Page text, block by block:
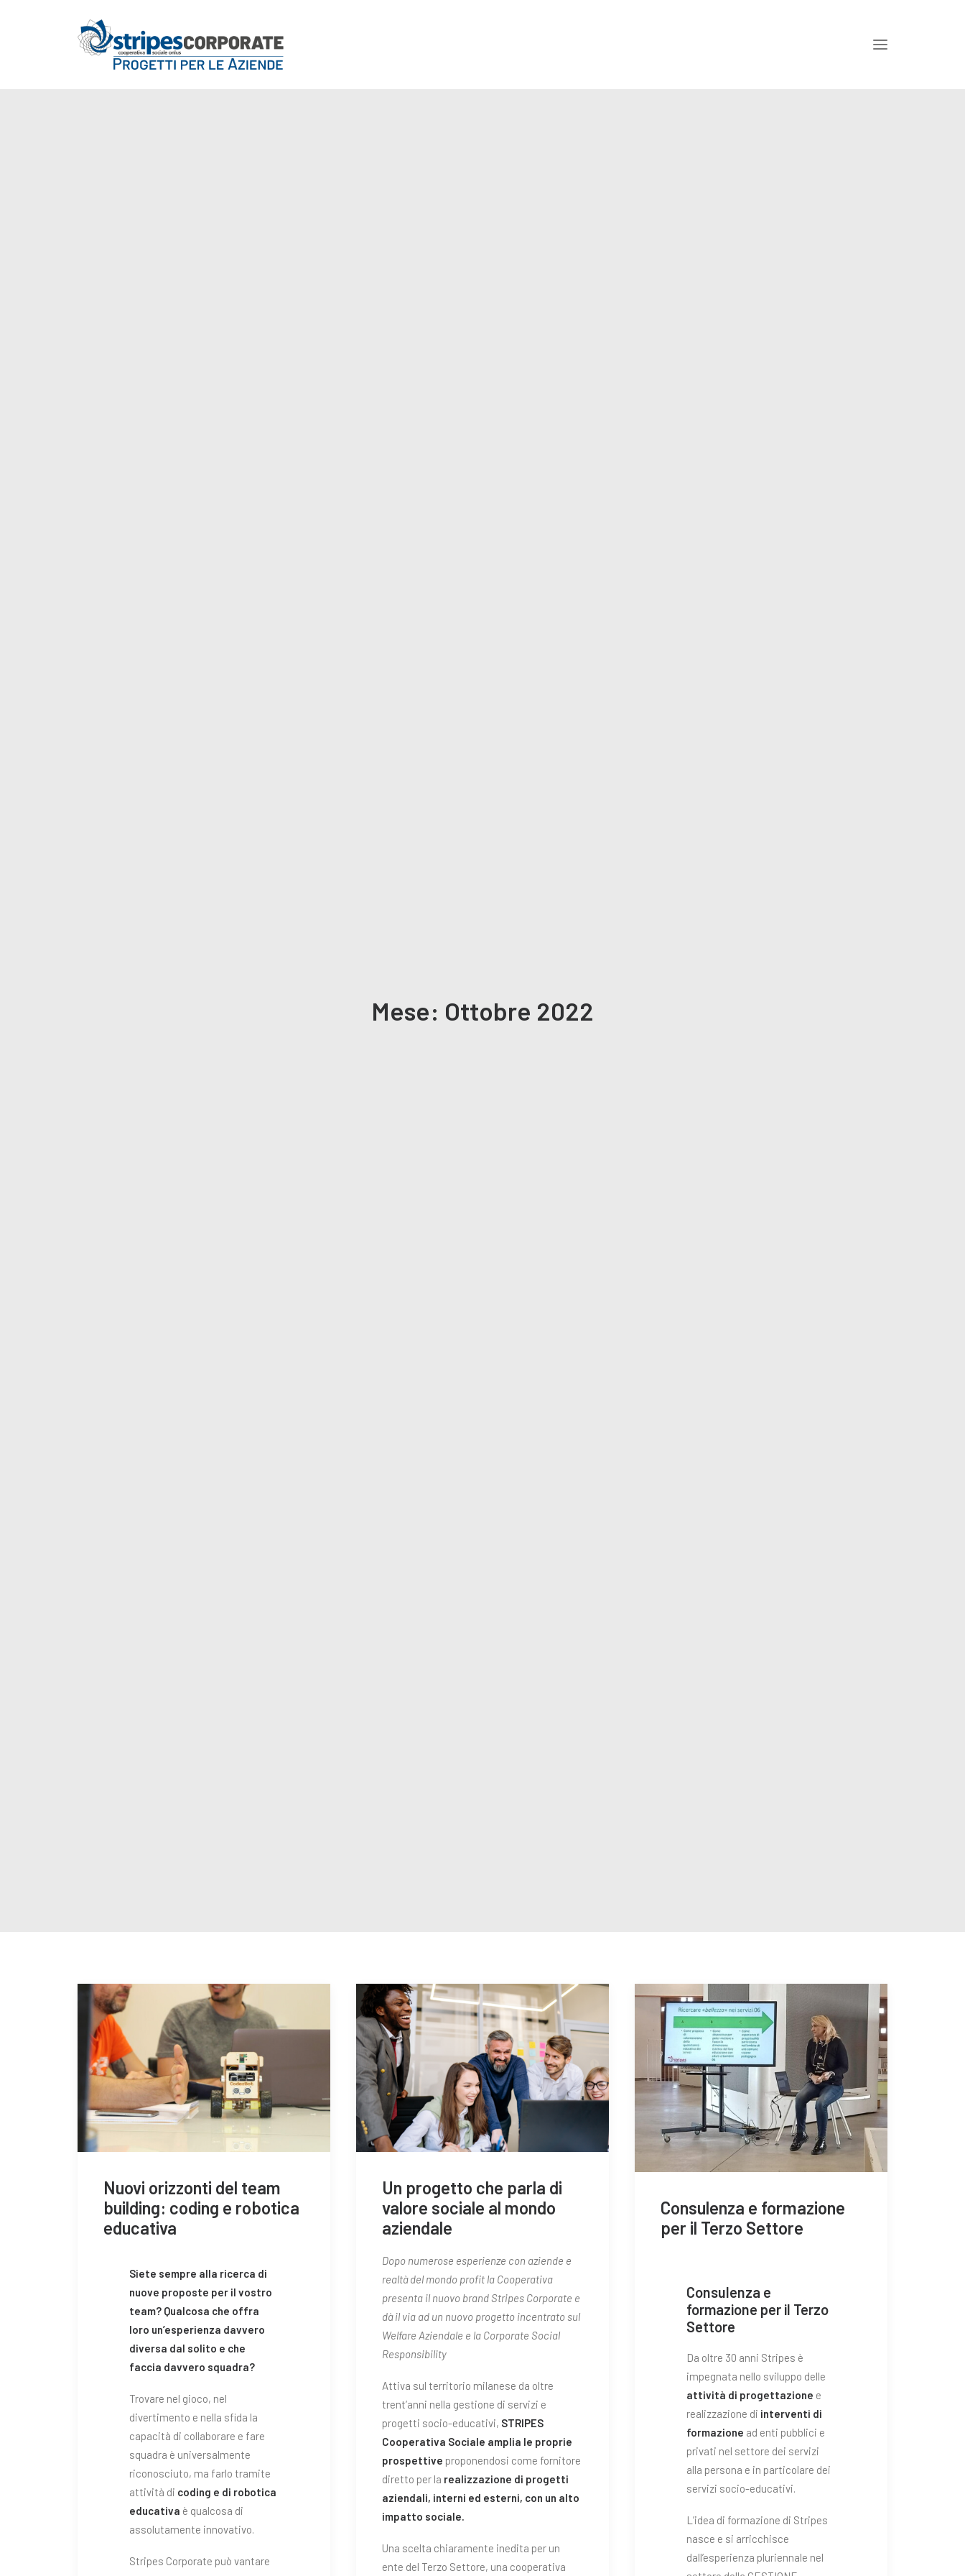
Mese: Ottobre 2022
Nuovi orizzonti del team
building: coding e robotica
educativa
Siete sempre alla ricerca di
nuove proposte per il vostro
team? Qualcosa che offra
loro un’esperienza davvero
diversa dal solito e che
faccia davvero squadra?
Trovare nel gioco, nel
divertimento e nella sfida la
capacità di collaborare e fare
squadra è universalmente
riconosciuto, ma farlo tramite
attività di coding e di robotica
educativa è qualcosa di
assolutamente innovativo.
Stripes Corporate può vantare
Un progetto che parla di
valore sociale al mondo
aziendale
Dopo numerose esperienze con aziende e
realtà del mondo profit la Cooperativa
presenta il nuovo brand Stripes Corporate e
dà il via ad un nuovo progetto incentrato sul
Welfare Aziendale e la Corporate Social
Responsibility
Attiva sul territorio milanese da oltre
trent’anni nella gestione di servizi e
progetti socio-educativi, STRIPES
Cooperativa Sociale amplia le proprie
prospettive proponendosi come fornitore
diretto per la realizzazione di progetti
aziendali, interni ed esterni, con un alto
impatto sociale.
Una scelta chiaramente inedita per un
ente del Terzo Settore, una cooperativa
Consulenza e formazione
per il Terzo Settore
Consulenza e
formazione per il Terzo
Settore
Da oltre 30 anni Stripes è
impegnata nello sviluppo delle
attività di progettazione e
realizzazione di interventi di
formazione ad enti pubblici e
privati nel settore dei servizi
alla persona e in particolare dei
servizi socio-educativi.
L’idea di formazione di Stripes
nasce e si arricchisce
dall’esperienza pluriennale nel